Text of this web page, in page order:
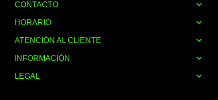
CONTACTO
HORARIO
ATENCIÓN AL CLIENTE
INFORMACIÓN
LEGAL